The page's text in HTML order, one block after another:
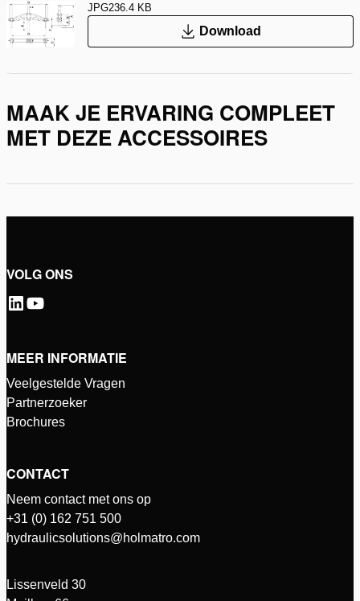
JPG236.4 KB
Download
MAAK JE ERVARING COMPLEET
MET DEZE ACCESSOIRES
VOLG ONS
MEER INFORMATIE
Veelgestelde Vragen
Partnerzoeker
Brochures
CONTACT
Neem contact met ons op
+31 (0) 162 751 500
hydraulicsolutions@holmatro.com
Lissenveld 30